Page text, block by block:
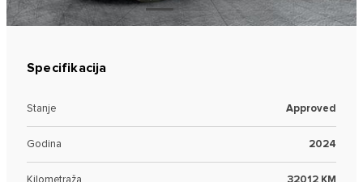
Specifikacija
Stanje Approved
Godina 2024